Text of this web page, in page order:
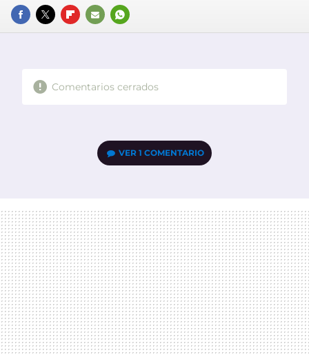
FACEBOOK
TWITTERFLIPBOARD
E-
WHATSAPP
Comentarios cerrados
VER1 COMENTARIO